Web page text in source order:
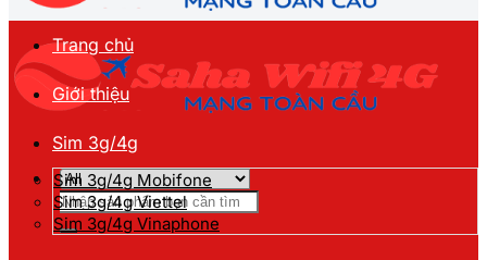
Tìm
kiếm:
Trang chủ
Giới thiệu
Sim 3g/4g
Sim 3g/4g Mobifone
Sim 3g/4g Viettel
Sim 3g/4g Vinaphone